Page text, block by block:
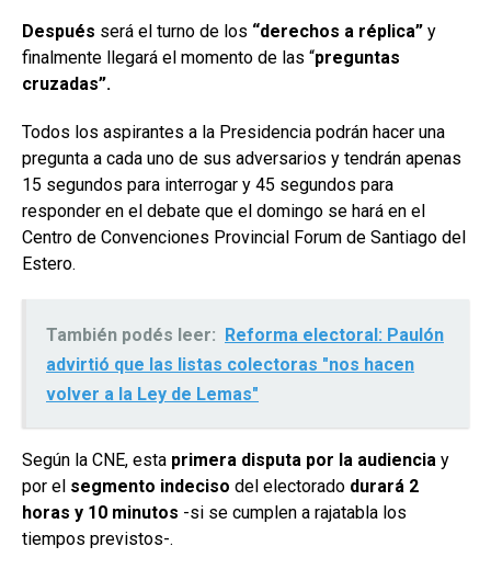
Después será el turno de los “derechos a réplica” y
finalmente llegará el momento de las “preguntas
cruzadas”.
Todos los aspirantes a la Presidencia podrán hacer una
pregunta a cada uno de sus adversarios y tendrán apenas
15 segundos para interrogar y 45 segundos para
responder en el debate que el domingo se hará en el
Centro de Convenciones Provincial Forum de Santiago del
Estero.
También podés leer:
Reforma electoral: Paulón
advirtió que las listas colectoras "nos hacen
volver a la Ley de Lemas"
Según la CNE, esta primera disputa por la audiencia y
por el segmento indeciso del electorado durará 2
horas y 10 minutos -si se cumplen a rajatabla los
tiempos previstos-.